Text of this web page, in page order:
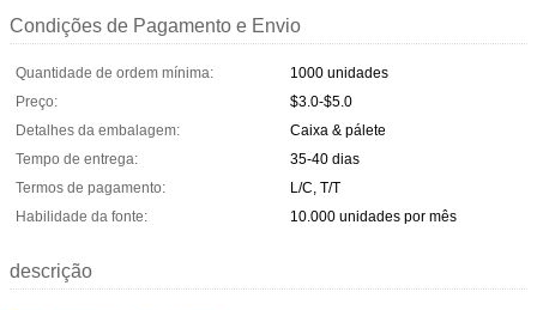
Condições de Pagamento e Envio
Quantidade de ordem mínima:
1000 unidades
Preço:
$3.0-$5.0
Detalhes da embalagem:
Caixa & pálete
Tempo de entrega:
35-40 dias
Termos de pagamento:
L/C, T/T
Habilidade da fonte:
10.000 unidades por mês
descrição